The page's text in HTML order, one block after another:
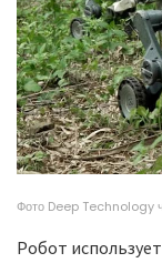
Фото Deep Technology
Робот